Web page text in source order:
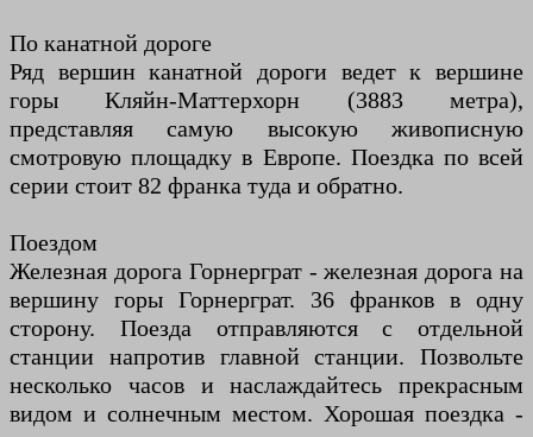
По канатной дороге
Ряд вершин канатной дороги ведет к вершине
горы Кляйн-Маттерхорн (3883 метра),
представляя самую высокую живописную
смотровую площадку в Европе. Поездка по всей
серии стоит 82 франка туда и обратно.
Поездом
Железная дорога Горнерграт - железная дорога на
вершину горы Горнерграт. 36 франков в одну
сторону. Поезда отправляются с отдельной
станции напротив главной станции. Позвольте
несколько часов и наслаждайтесь прекрасным
видом и солнечным местом. Хорошая поездка -